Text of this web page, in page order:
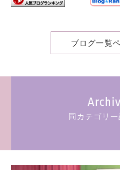
ブログ一覧
同カテゴリ